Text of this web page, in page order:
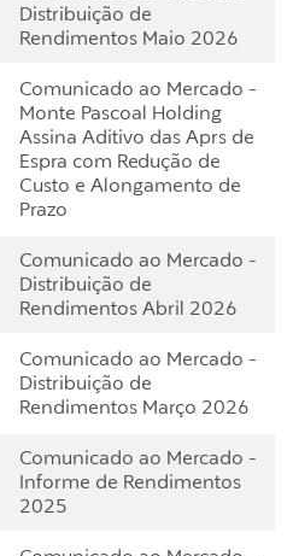
Distribuição de
Rendimentos Maio 2026
Comunicado ao Mercado -
Monte Pascoal Holding
Assina Aditivo das Aprs de
Espra com Redução de
Custo e Alongamento de
Prazo
Comunicado ao Mercado -
Distribuição de
Rendimentos Abril 2026
Comunicado ao Mercado -
Distribuição de
Rendimentos Março 2026
Comunicado ao Mercado -
Informe de Rendimentos
2025